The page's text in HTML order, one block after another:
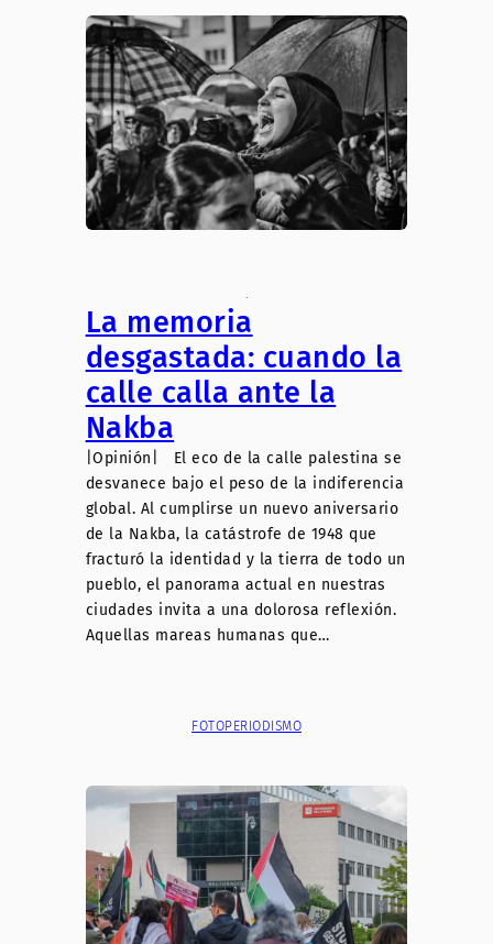
.
La memoria
desgastada: cuando la
calle calla ante la
Nakba
|Opinión| El eco de la calle palestina se
desvanece bajo el peso de la indiferencia
global. Al cumplirse un nuevo aniversario
de la Nakba, la catástrofe de 1948 que
fracturó la identidad y la tierra de todo un
pueblo, el panorama actual en nuestras
ciudades invita a una dolorosa reflexión.
Aquellas mareas humanas que…
FOTOPERIODISMO